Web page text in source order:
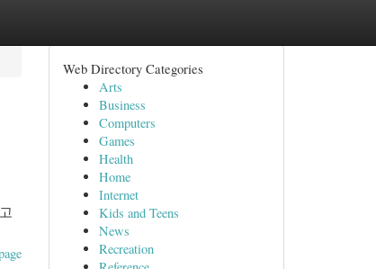
Web Directory Categories
Arts
Business
Computers
Games
Health
Home
Internet
Kids and Teens
News
Recreation